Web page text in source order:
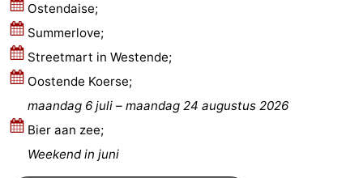
Nieuwpoort
-
Oostduinkerke
-
De
-
Ostendaise;
Summerlove;
Streetmart in Westende;
Oostende Koerse;
maandag 6 juli – maandag 24 augustus 2026
Bier aan zee;
Weekend in juni